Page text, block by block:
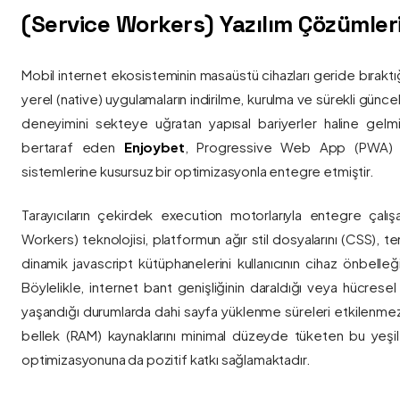
(Service Workers) Yazılım
Mobil internet ekosisteminin masaüstü cihazları geride
yerel (native) uygulamaların indirilme, kurulma ve sürekli
deneyimini sekteye uğratan yapısal bariyerler haline
bertaraf eden Enjoybet , Progressive Web App (PWA)
sistemlerine kusursuz bir optimizasyonla entegre etmiştir.
Tarayıcıların çekirdek execution motorlarıyla entegre
Workers) teknolojisi, platformun ağır stil dosyalarını (CSS),
dinamik javascript kütüphanelerini kullanıcının cihaz
Böylelikle, internet bant genişliğinin daraldığı veya
yaşandığı durumlarda dahi sayfa yüklenme süreleri
bellek (RAM) kaynaklarını minimal düzeyde tüketen bu yeşil
optimizasyonuna da pozitif katkı sağlamaktadır.